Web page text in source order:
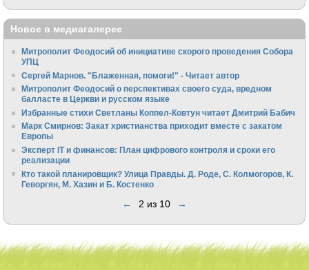
Новое в медиагалерее
Митрополит Феодосий об инициативе скорого проведения Собора
УПЦ
Сергей Марнов. "Блаженная, помоги!" - Читает автор
Митрополит Феодосий о перспективах своего суда, вредном
балласте в Церкви и русском языке
Избранные стихи Светланы Коппел-Ковтун читает Дмитрий Бабич
Марк Смирнов: Закат христианства приходит вместе с закатом
Европы
Эксперт IT и финансов: План цифрового контроля и сроки его
реализации
Кто такой планировщик? Улица Правды. Д. Роде, С. Колмогоров, К.
Геворгян, М. Хазин и Б. Костенко
← 2 из 10 →